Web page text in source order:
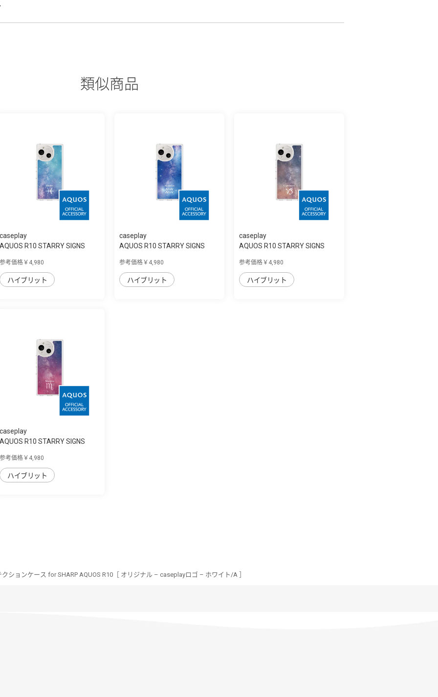
類似商品
caseplay
AQUOS R10 STARRY SIGNS
参考価格￥4,980
ハイブリット
caseplay
AQUOS R10 STARRY SIGNS
参考価格￥4,980
ハイブリット
caseplay
AQUOS R10 STARRY SIGNS
参考価格￥4,980
ハイブリット
caseplay
AQUOS R10 STARRY SIGNS
参考価格￥4,980
ハイブリット
ションケース for SHARP AQUOS R10［ オリジナル – caseplayロゴ – ホワイト/A ］